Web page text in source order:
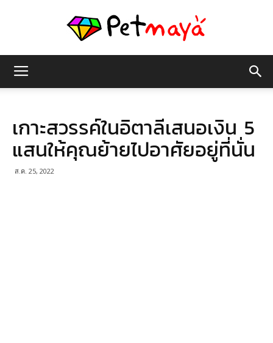
มายา
เกาะสวรรค์ในอิตาลีเสนอเงิน 5
แสนให้คุณย้ายไปอาศัยอยู่ที่นั่น
ส.ค. 25, 2022